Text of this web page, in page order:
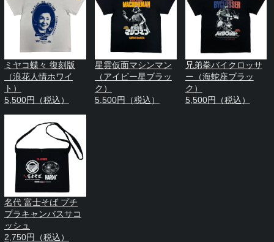
ミヤコ蝶々 復刻版
（浪花人情ホワイ
ト）
5,500円（税込）
星雲仮面マシンマン
（アイビー星ブラッ
ク）
5,500円（税込）
兄弟拳バイクロッサ
ー（海蛇座ブラッ
ク）
5,500円（税込）
名代 富士そば プチ
プラキャンバスサコ
ッシュ
2,750円（税込）